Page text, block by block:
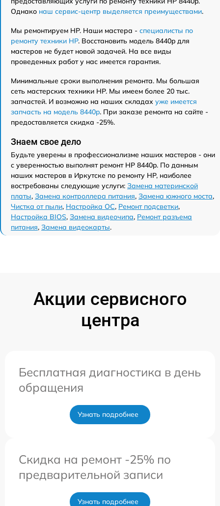
Однако наш сервис-центр выделяется преимуществами.
Мы ремонтируем HP. Наши мастера - специалисты по
ремонту техники HP. Восстановить модель 8440p для
мастеров не будет новой задачей. На все виды
проведенных работ у нас имеется гарантия.
Минимальные сроки выполнения ремонта. Мы большая
сеть мастерских техники HP. Мы имеем более 20 тыс.
запчастей. И возможно на наших складах уже имеется
запчасть на модель 8440p. При заказе ремонта на сайте -
предоставляется скидка -25%.
Знаем свое дело
Будьте уверены в профессионализме наших мастеров - они
с уверенностью выполнят ремонт HP 8440p. По данным
наших мастеров в Иркутске по ремонту HP, наиболее
востребованы следующие услуги: Замена материнской
платы, Замена контроллера питания, Замена южного моста,
Чистка от пыли, Настройка ОС, Ремонт подсветки,
Настройка BIOS, Замена видеочипа, Ремонт разъема
питания, Замена видеокарты.
Акции сервисного
центра
Бесплатная диагностика в день
обращения
Узнать подробнее
Скидка на ремонт -25% по
предварительной записи
Узнать подробнее